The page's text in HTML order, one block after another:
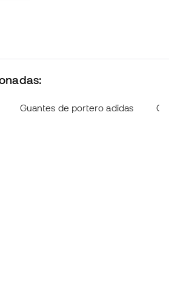
Guantes de portero adidas